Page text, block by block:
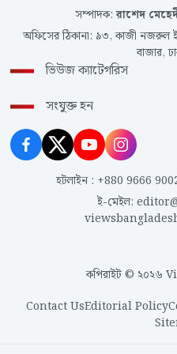
সম্পাদক:রাশেদ
অফিসের ঠিকানা: ৯৩, কাজী নজরুল
বাজার,
ভিউজ ক্যাটেগরিস
সংযুক্ত হন
হটলাইন : +880 9666
ই-মেইল:
কপিরাইট © ২০২৬
Contact UsEditorial Policy